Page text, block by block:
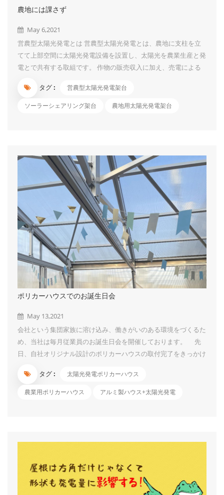
農地には課さず
May 6,2021
営農型太陽光発電とは 営農型太陽光発電とは、農地に支柱を立
てて上部空間に太陽光発電設備を設置し、太陽光を農業生産と発
電とで共有する取組です。 作物の販売収入に加え、売電による
善が期待できます。 荒廃農地を活用した再エネの導入促進のた
めの規制の見直しについて 農水省は、「2050年カーボンニュー
する場合は、おおむね８割以上の単収を確保する要件は課さず、
農地が適正かつ効率的に利用されているか否かによって判断す
る」とした。加えて、「一時転用期間（10年以内）が満了する
際、営農に支障が生じていない限り、再許可に...
タグ : 営農型太陽光発電架台
ソーラーシェアリング架台 農地用太陽光発電架台
ポリカーハウスでのお誕生日会
May 13,2021
会社という集団家族に溶け込み、働きがいのある環境をづくるた
め、当社は毎月従業員のお誕生日会を開催しております。 先
日、自社オリジナル設計のポリカーハウスの取付完了をきっかけ
お誕生日会を開きました。 会社全員を集めて、当月誕生日の
方にお祝いをします。「みんなが集まっていることは奇跡であ
パッションフルーツで～す。今回はパネルイメージ付きのケーキ
も登場しましたよ！ケーキは美味しかったですが、その青色が歯
につくのはちょっ...
タグ : 太陽光発電ポリカーハウス
農業用ポリカーハウス アルミ製ハウス+太陽光発電